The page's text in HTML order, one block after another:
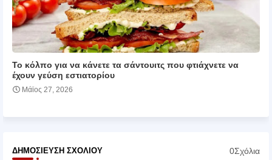
Το κόλπο για να κάνετε τα σάντουιτς που φτιάχνετε να
έχουν γεύση εστιατορίου
Μάϊος 27, 2026
ΔΗΜΟΣΊΕΥΣΗ ΣΧΟΛΊΟΥ 0Σχόλια